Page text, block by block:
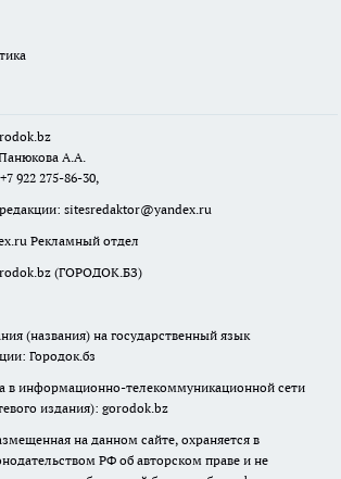
.bz
А.А.
922 275-86-30,
sitesredaktor@yandex.ru
Рекламный отдел
(ГОРОДОК.БЗ)
(названия) на государственный язык
Городок.бз
в информационно-телекоммуникационной сети
издания): gorodok.bz
на данном сайте, охраняется в
РФ об авторском праве и не